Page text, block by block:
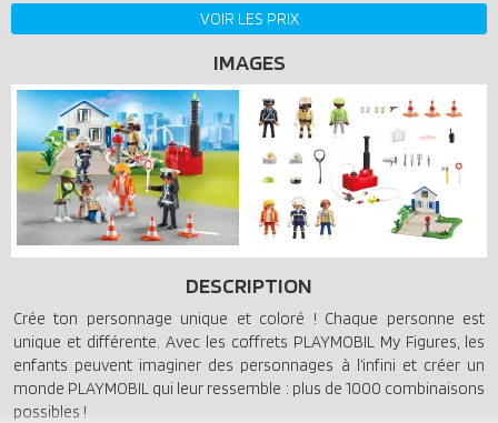
VOIR LES PRIX
IMAGES
DESCRIPTION
Crée ton personnage unique et coloré ! Chaque personne est
unique et différente. Avec les coffrets PLAYMOBIL My Figures, les
enfants peuvent imaginer des personnages à l’infini et créer un
monde PLAYMOBIL qui leur ressemble : plus de 1000 combinaisons
possibles !